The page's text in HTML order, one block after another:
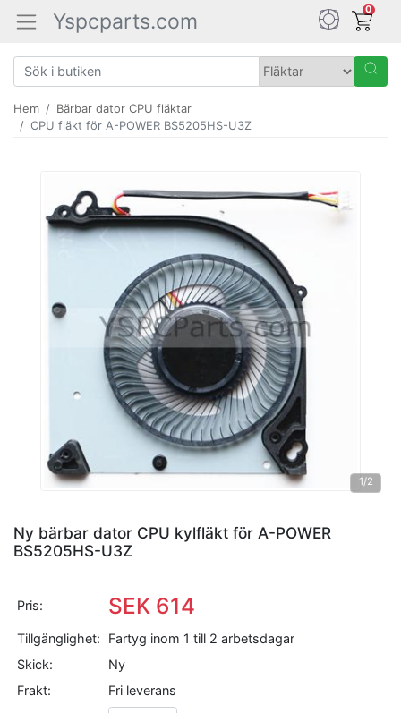
Yspcparts.com 0
Hem
Bärbar dator CPU fläktar
CPU fläkt för A-POWER BS5205HS-U3Z
1/2
Ny bärbar dator CPU kylfläkt för A-POWER
BS5205HS-U3Z
Pris: SEK 614
Tillgänglighet:
Fartyg inom 1 till 2 arbetsdagar
Skick:
Ny
Frakt:
Fri leverans